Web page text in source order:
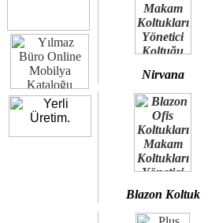
Nirvana
Blazon Koltuk